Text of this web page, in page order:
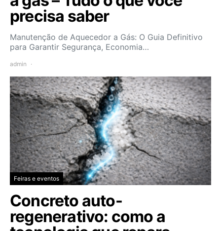
precisa saber
Manutenção de Aquecedor a Gás: O Guia Definitivo
para Garantir Segurança, Economia…
admin
Feiras e eventos
Concreto auto-
regenerativo: como a